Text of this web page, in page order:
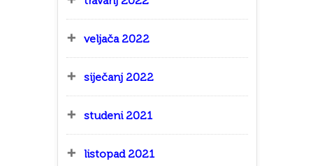
veljača 2022
siječanj 2022
studeni 2021
listopad 2021